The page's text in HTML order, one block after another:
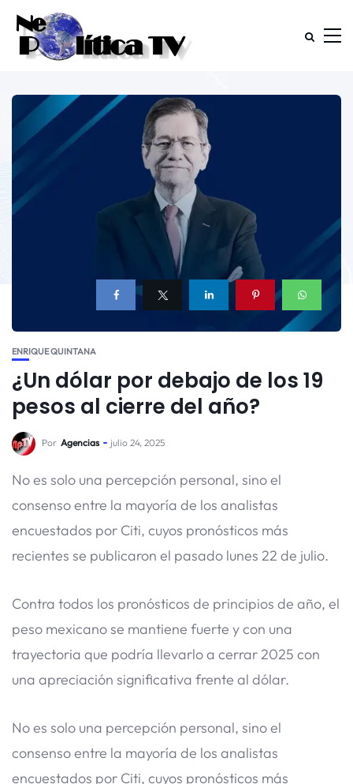
ENRIQUE QUINTANA
¿Un dólar por debajo de los 19
pesos al cierre del año?
Por Agencias julio 24, 2025
No es solo una percepción personal, sino el
consenso entre la mayoría de los analistas
encuestados por Citi, cuyos pronósticos más
recientes se publicaron el pasado lunes 22 de julio.
Contra todos los pronósticos de principios de año, el
peso mexicano se mantiene fuerte y con una
trayectoria que podría llevarlo a cerrar 2025 con
una apreciación significativa frente al dólar.
No es solo una percepción personal, sino el
consenso entre la mayoría de los analistas
encuestados por Citi, cuyos pronósticos más